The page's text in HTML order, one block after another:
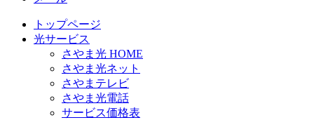
トップページ
光サービス
さやま光 HOME
さやま光ネット
さやまテレビ
さやま光電話
サービス価格表